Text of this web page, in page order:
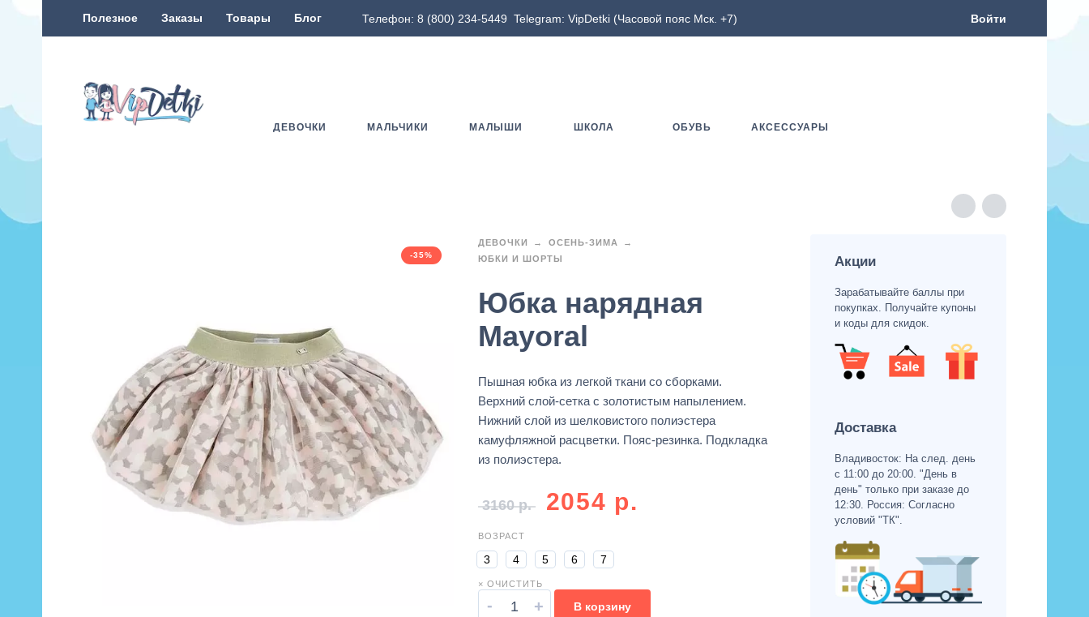
Полезное Заказы Товары Блог Телефон: 8 (800) 234-5449 Telegram: VipDetki (Часовой пояс Мск. +7) Войти
ДЕВОЧКИ МАЛЬЧИКИ МАЛЫШИ ШКОЛА ОБУВЬ АКСЕССУАРЫ
-35%
ДЕВОЧКИ
ОСЕНЬ-ЗИМА
ЮБКИ И ШОРТЫ
Юбка нарядная
Mayoral
Пышная юбка из легкой ткани со сборками.
Верхний слой-сетка с золотистым напылением.
Нижний слой из шелковистого полиэстера
камуфляжной расцветки. Пояс-резинка. Подкладка
из полиэстера.
3160р. 2054 р.
ВОЗРАСТ
3 4 5 6 7
× ОЧИСТИТЬ
- + В корзину
Акции
Зарабатывайте баллы при
покупках. Получайте купоны
и коды для скидок.
Доставка
Владивосток: На след. день
с 11:00 до 20:00. "День в
день" только при заказе до
12:30. Россия: Согласно
условий "ТК".